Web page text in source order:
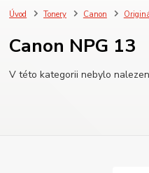
Úvod Tonery Canon
Canon NPG 13
V této kategorii nebylo